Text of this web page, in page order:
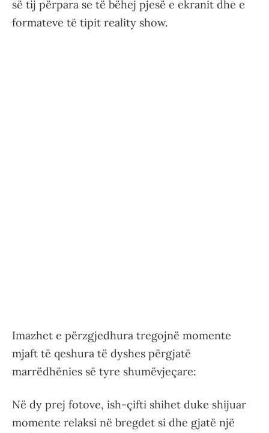
së tij përpara se të bëhej pjesë e ekranit dhe e
formateve të tipit reality show.
Imazhet e përzgjedhura tregojnë momente
mjaft të qeshura të dyshes përgjatë
marrëdhënies së tyre shumëvjeçare:
Në dy prej fotove, ish-çifti shihet duke shijuar
momente relaksi në bregdet si dhe gjatë një